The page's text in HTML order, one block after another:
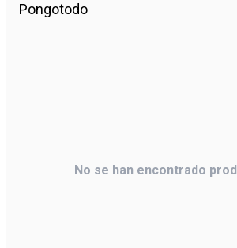
Pongotodo
No se han encontrado